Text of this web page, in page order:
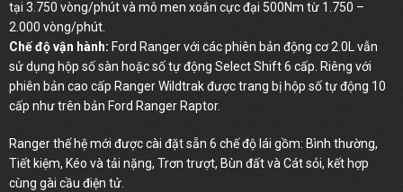
tại 3.750 vòng/phút và mô men xoắn cực đại 500Nm từ 1.750 –
2.000 vòng/phút.
Chế độ vận hành: Ford Ranger với các phiên bản động cơ 2.0L vẫn
sử dụng hộp số sàn hoặc số tự động Select Shift 6 cấp. Riêng với
phiên bản cao cấp Ranger Wildtrak được trang bị hộp số tự động 10
cấp như trên bản Ford Ranger Raptor.
Ranger thế hệ mới được cài đặt sẵn 6 chế độ lái gồm: Bình thường,
Tiết kiệm, Kéo và tải nặng, Trơn trượt, Bùn đất và Cát sỏi, kết hợp
cùng gài cầu điện tử.